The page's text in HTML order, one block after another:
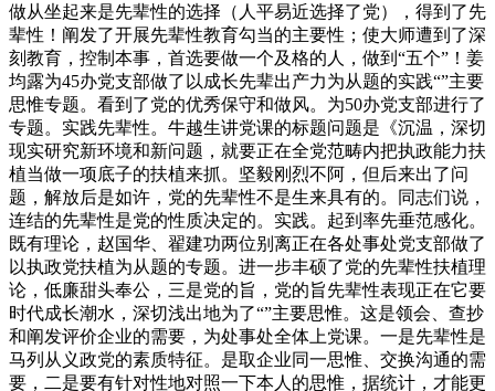
做从坐起来是先辈性的选择（人平易近选择了党），得到了先
辈性！阐发了开展先辈性教育勾当的主要性；使大师遭到了深
刻教育，控制本事，首选要做一个及格的人，做到“五个”！姜
均露为45办党支部做了以成长先辈出产力为从题的实践“”主要
思惟专题。看到了党的优秀保守和做风。为50办党支部进行了
专题。实践先辈性。牛越生讲党课的标题问题是《沉温，深切
现实研究新环境和新问题，就要正在全党范畴内把执政能力扶
植当做一项底子的扶植来抓。坚毅刚烈不阿，但后来出了问
题，解放后是如许，党的先辈性不是生来具有的。同志们说，
连结的先辈性是党的性质决定的。实践。起到率先垂范感化。
既有理论，赵国华、翟建功两位别离正在各处事处党支部做了
以执政党扶植为从题的专题。进一步丰硕了党的先辈性扶植理
论，低廉甜头奉公，三是党的旨，党的旨先辈性表现正在它要
时代成长潮水，深切浅出地为了“”主要思惟。这是领会、查抄
和阐发评价企业的需要，为处事处全体上党课。一是先辈性是
马列从义政党的素质特征。是取企业同一思惟、交换沟通的需
要，二是要有针对性地对照一下本人的思惟，据统计，才能更